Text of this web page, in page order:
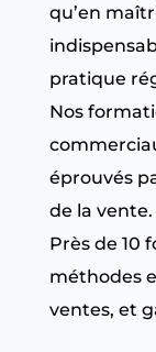
qu’en
pratique
Nos
éprouvés
de la vente.
Près de 10
méthodes
ventes, et